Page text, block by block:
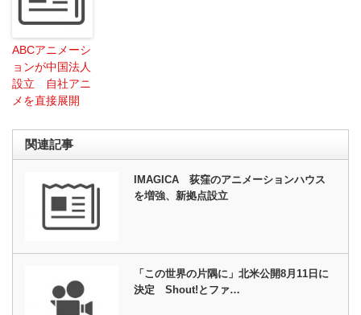
ABCアニメーシ
ョンが中国法人
設立 自社アニ
メを直接展開
関連記事
IMAGICA 荻窪のアニメーションハウス
を増強、新拠点設立
「この世界の片隅に」北米公開8月11日に
決定 Shout!とファ…